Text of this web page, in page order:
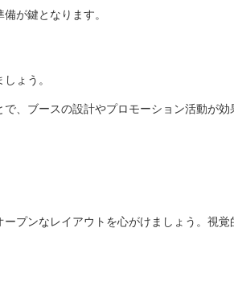
が鍵となります。
ょう。
、ブースの設計やプロモーション活動が効
プンなレイアウトを心がけましょう。視覚